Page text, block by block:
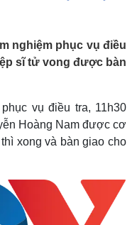
làm
đảo
nghiệm phục vụ điều
sĩ tử vong được bàn
vụ điều tra, 11h30
Hoàng Nam được cơ
xong và bàn giao cho